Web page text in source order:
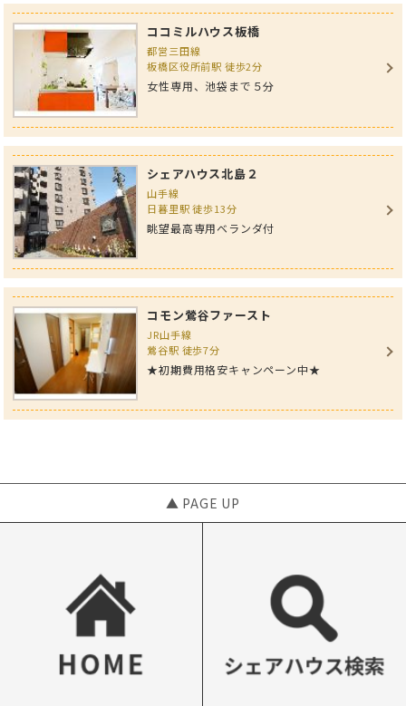
ココミルハウス板橋
都営三田線
板橋区役所前駅 徒歩2分
女性専用、池袋まで５分
シェアハウス北島２
山手線
日暮里駅 徒歩13分
眺望最高専用ベランダ付
コモン鶯谷ファースト
JR山手線
鶯谷駅 徒歩7分
★初期費用格安キャンペーン中★
▲ PAGE UP